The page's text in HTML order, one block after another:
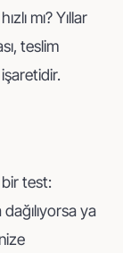
mı? Yıllar
teslim
bir test:
ya